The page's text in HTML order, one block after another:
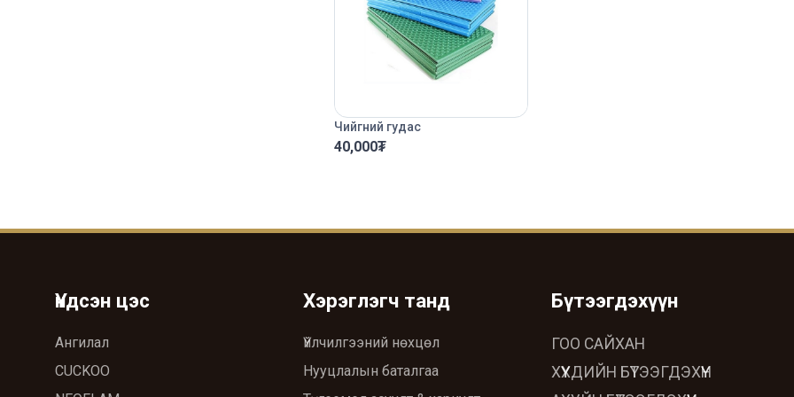
Чийгний гудас
40,000₮
Үндсэн цэс
Ангилал
CUCKOO
Хэрэглэгч танд
Үйлчилгээний нөхцөл
Нууцлалын баталгаа
Бүтээгдэхүүн
ГОО САЙХАН
ХҮҮХДИЙН БҮТЭЭГДЭХҮҮН